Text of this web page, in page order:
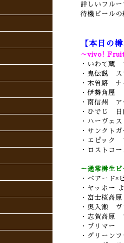
詳しいフル
待機ビールの
【本日の
～vivo!
・いわて蔵
・鬼伝説 ス
・木曽路 ナ
・伊勢角屋
・南信州 ア
・ひでじ 日
・ハーヴェ
・サンクト
・エピック
・ロストコ
～通常樽生ビ
・ベアード×
・ヤッホー
・富士桜高
・奥入瀬 ヴ
・志賀高原
・ブリマー
・グリーン